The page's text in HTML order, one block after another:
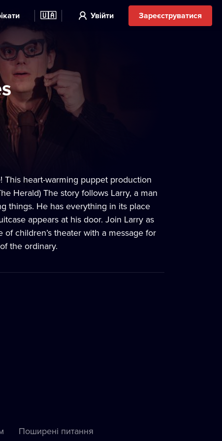
🇺🇦 Увійти Зареєструватися
heart-warming puppet production
Herald) The story follows Larry, a man
things. He has everything in its place
appears at his door. Join Larry as
children’s theater with a message for
the ordinary.
Пoширені питання